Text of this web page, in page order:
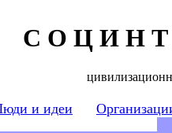
С О Ц И Н
и идеи